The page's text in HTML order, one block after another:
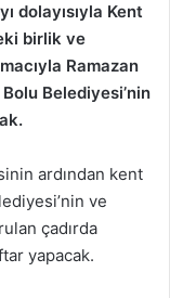
dolayısıyla Kent
birlik ve
Ramazan
Belediyesi’nin
ardından kent
ve
çadırda
yapacak.